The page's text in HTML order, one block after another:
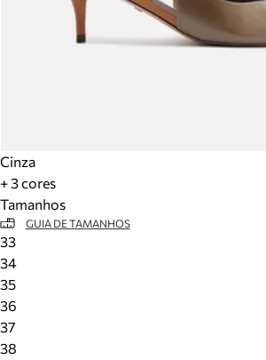
Cinza
+ 3 cores
Tamanhos
GUIA DE TAMANHOS
33
34
35
36
37
38